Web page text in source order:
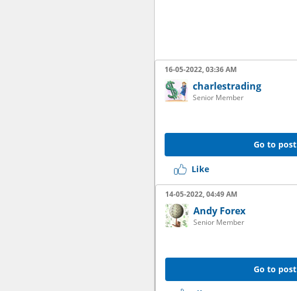
16-05-2022, 03:36 AM
charlestrading
Senior Member
Go to post
Like
14-05-2022, 04:49 AM
Andy Forex
Senior Member
Go to post